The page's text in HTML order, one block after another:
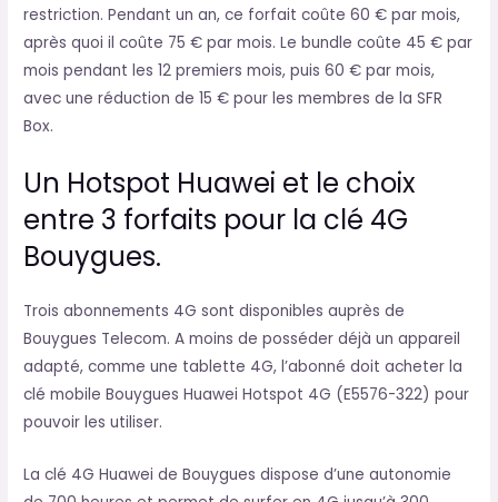
restriction. Pendant un an, ce forfait coûte 60 € par mois,
après quoi il coûte 75 € par mois. Le bundle coûte 45 € par
mois pendant les 12 premiers mois, puis 60 € par mois,
avec une réduction de 15 € pour les membres de la SFR
Box.
Un Hotspot Huawei et le choix
entre 3 forfaits pour la clé 4G
Bouygues.
Trois abonnements 4G sont disponibles auprès de
Bouygues Telecom. A moins de posséder déjà un appareil
adapté, comme une tablette 4G, l’abonné doit acheter la
clé mobile Bouygues Huawei Hotspot 4G (E5576-322) pour
pouvoir les utiliser.
La clé 4G Huawei de Bouygues dispose d’une autonomie